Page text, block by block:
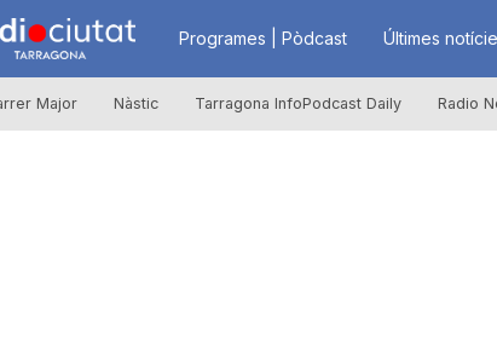
R
à
Programes | Pòdcast Últimes
Major Nàstic Tarragona InfoPodcast Daily Radio